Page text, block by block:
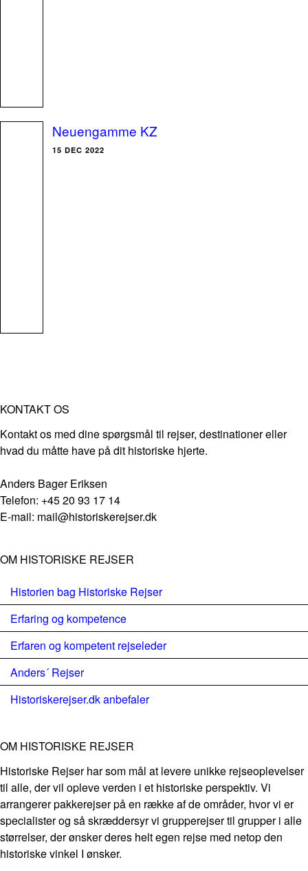
Neuengamme KZ
15 DEC 2022
KONTAKT OS
Kontakt os med dine spørgsmål til rejser, destinationer eller
hvad du måtte have på dit historiske hjerte.
Anders Bager Eriksen
Telefon: +45 20 93 17 14
E-mail: mail@historiskerejser.dk
OM HISTORISKE REJSER
Historien bag Historiske Rejser
Erfaring og kompetence
Erfaren og kompetent rejseleder
Anders´ Rejser
Historiskerejser.dk anbefaler
OM HISTORISKE REJSER
Historiske Rejser har som mål at levere unikke rejseoplevelser
til alle, der vil opleve verden i et historiske perspektiv. Vi
arrangerer pakkerejser på en række af de områder, hvor vi er
specialister og så skræddersyr vi grupperejser til grupper i alle
størrelser, der ønsker deres helt egen rejse med netop den
historiske vinkel I ønsker.